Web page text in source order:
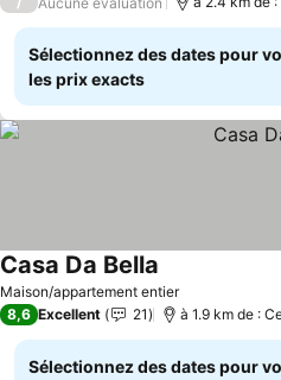
Sélectionnez des dates pour
les prix exacts
Maison/appartement entier
Casa Da Bella
8,6 Excellent 21 à 1.9 km de :
Sélectionnez des dates pour